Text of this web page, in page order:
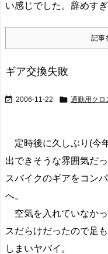
い感じでした。辞めすぎ
記事
ギア交換失敗
 2006-11-22  通勤用クロ
定時後に久しぶり(今
出できそうな雰囲気だ
スバイクのギアをコン
へ。
空気を入れていなか
スだらけだったので足
しまいヤバイ。